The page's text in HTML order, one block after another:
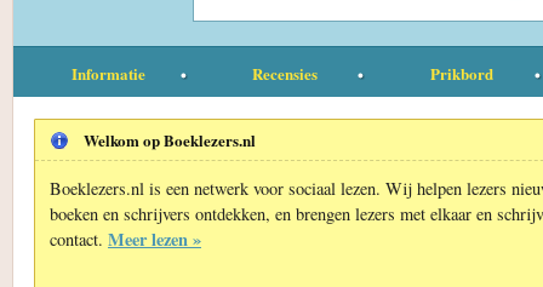
Informatie Recensies Prikbord
Welkom op Boeklezers.nl
Boeklezers.nl is een netwerk voor sociaal lezen. Wij helpen lezers
boeken en schrijvers ontdekken, en brengen lezers met elkaar en
contact. Meer lezen »